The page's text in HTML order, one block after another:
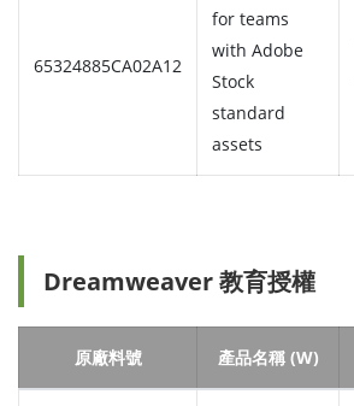
65324885CA02A12
for teams
with Adobe
Stock
standard
assets
Dreamweaver 教育授權
原廠料號 產品名稱 (W)